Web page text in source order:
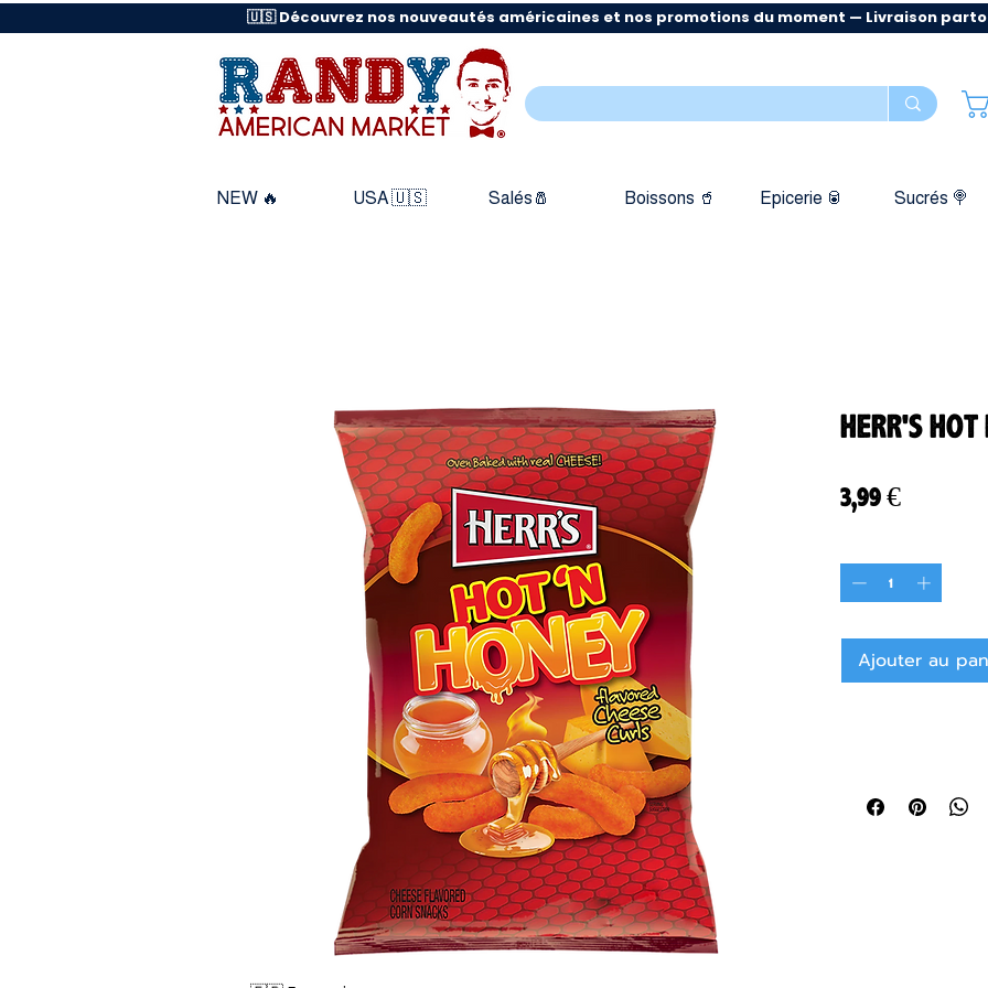
🇺🇸 Découvrez nos nouveautés américaines et nos promotions du moment — Livraison
NEW 🔥 USA 🇺🇸 Salés🧂 Boissons 🥤 Epicerie 🥫 Sucrés 🍭
HERR'S HOT
3,99 €Prix
Ajouter au